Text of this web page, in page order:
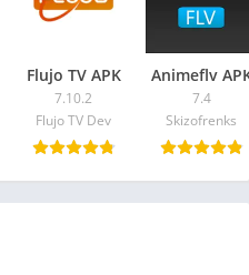
Flujo TV APK
7.10.2
Flujo TV Dev
Animeflv
7.4
Skizofrenks